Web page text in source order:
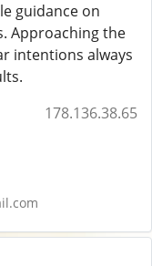
guidance on
Approaching the
intentions always
178.136.38.65